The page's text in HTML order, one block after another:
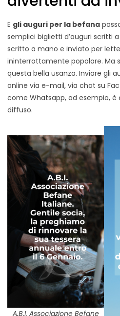
E gli auguri per la befana
semplici biglietti d’auguri scritti
scritto a mano e inviato per
ininterrottamente popolare. Ma
questa bella usanza. Inviare gli
online via e-mail, via chat su
come Whatsapp, ad esempio,
diffuso.
A.B.I. Associazione Befane